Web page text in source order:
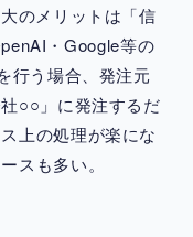
のメリットは「信
・Google等の
行う場合、発注元
○○」に発注するだ
上の処理が楽にな
スも多い。